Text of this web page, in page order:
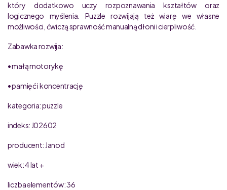
który dodatkowo uczy rozpoznawania kształtów oraz
logicznego myślenia. Puzzle rozwijają też wiarę we własne
możliwości, ćwiczą sprawność manualną dłoni i cierpliwość.
Zabawka rozwija:
• małą motorykę
• pamięć i koncentrację
kategoria: puzzle
indeks: J02602
producent: Janod
wiek: 4 lat +
liczba elementów: 36